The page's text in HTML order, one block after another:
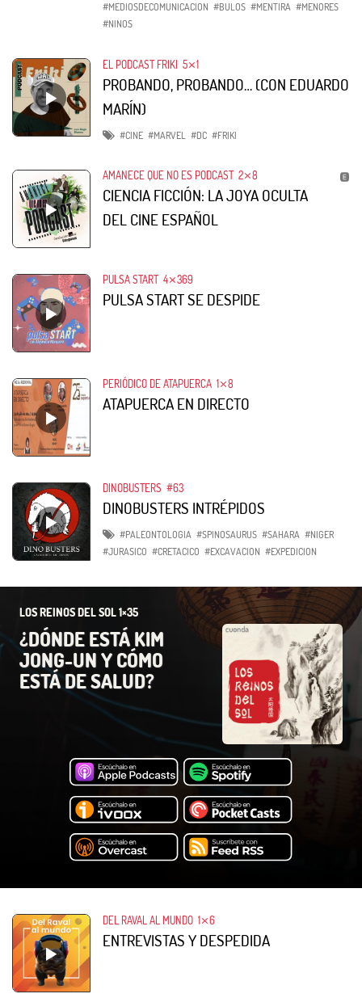
#MEDIOSDECOMUNICACION #BULOS #MENTIRA #MENORES
#NINOS
EL PODCAST FRIKI 5⨯1
PROBANDO, PROBANDO… (CON EDUARDO
MARÍN)
#CINE #MARVEL #DC #FRIKI
AMANECE QUE NO ES PODCAST 2⨯8
CIENCIA FICCIÓN: LA JOYA OCULTA
DEL CINE ESPAÑOL
PULSA START 4⨯369
PULSA START SE DESPIDE
PERIÓDICO DE ATAPUERCA 1⨯8
ATAPUERCA EN DIRECTO
DINOBUSTERS #63
DINOBUSTERS INTRÉPIDOS
#PALEONTOLOGIA #SPINOSAURUS #SAHARA #NIGER
#JURASICO #CRETACICO #EXCAVACION #EXPEDICION
LOS REINOS DEL SOL 1×35
¿DÓNDE ESTÁ KIM
JONG-UN Y CÓMO
ESTÁ DE SALUD?
DEL RAVAL AL MUNDO 1⨯6
ENTREVISTAS Y DESPEDIDA